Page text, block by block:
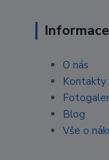
O nás
Kontakty
Blog
Vše o